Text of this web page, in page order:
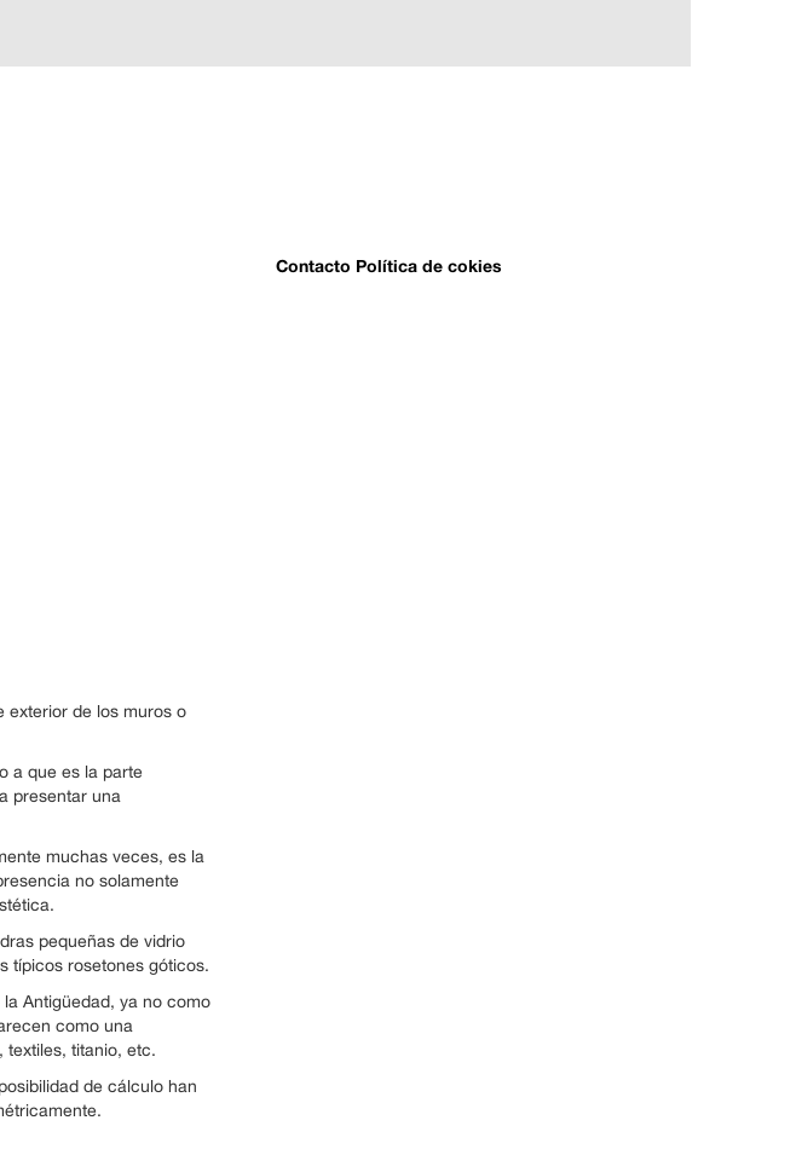
exterior de los muros o
a que es la parte
presentar una
muchas veces, es la
no solamente
pequeñas de vidrio
típicos rosetones góticos.
Antigüedad, ya no como
como una
textiles, titanio, etc.
de cálculo han
Contacto Política de cokies